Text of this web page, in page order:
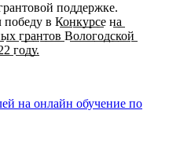
поддержке.
в К̲о̲н̲к̲у̲р̲с̲е н̲а̲
г̲р̲а̲н̲т̲о̲в̲ В̲о̲л̲о̲г̲о̲д̲с̲к̲о̲й̲
г̲о̲д̲у̲.